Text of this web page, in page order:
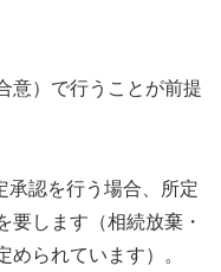
意）で行うことが前提
認を行う場合、所定
要します（相続放棄・
められています）。